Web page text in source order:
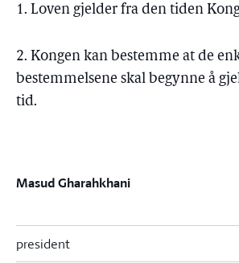
1. Loven gjelder fra den tiden
2. Kongen kan bestemme at de
bestemmelsene skal begynne å
tid.
Masud Gharahkhani
president